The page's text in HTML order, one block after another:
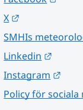
X
SMHIs
Linkedin
Instagram
Policy för sociala